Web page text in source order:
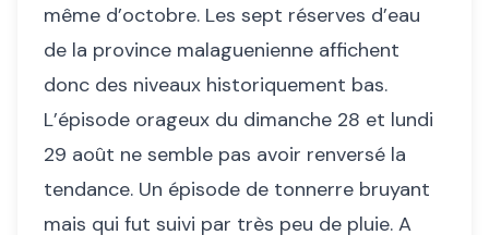
même d’octobre. Les sept réserves d’eau
de la province malaguenienne affichent
donc des niveaux historiquement bas.
L’épisode orageux du dimanche 28 et lundi
29 août ne semble pas avoir renversé la
tendance. Un épisode de tonnerre bruyant
mais qui fut suivi par très peu de pluie. A